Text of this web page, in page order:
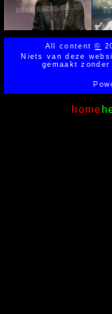
All content©
Niets van deze
gemaakt
home